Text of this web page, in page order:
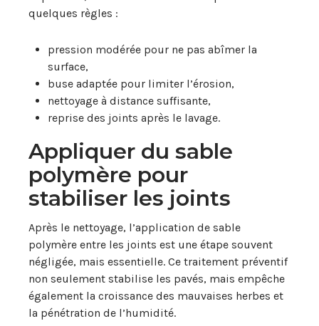
quelques règles :
pression modérée pour ne pas abîmer la
surface,
buse adaptée pour limiter l’érosion,
nettoyage à distance suffisante,
reprise des joints après le lavage.
Appliquer du sable
polymère pour
stabiliser les joints
Après le nettoyage, l’application de sable
polymère entre les joints est une étape souvent
négligée, mais essentielle. Ce traitement préventif
non seulement stabilise les pavés, mais empêche
également la croissance des mauvaises herbes et
la pénétration de l’humidité.